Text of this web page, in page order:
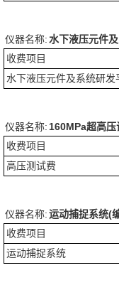
仪器名称: 水下液压元件
收费项目
水下液压元件及系统研发
仪器名称: 160MPa超高
收费项目
高压测试费
仪器名称:运动捕捉系统(
收费项目
运动捕捉系统